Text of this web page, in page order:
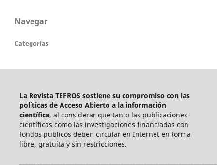
Navegar
Categorías
La Revista TEFROS sostiene su compromiso con las
políticas de Acceso Abierto a la información
científica, al considerar que tanto las publicaciones
científicas como las investigaciones financiadas con
fondos públicos deben circular en Internet en forma
libre, gratuita y sin restricciones.